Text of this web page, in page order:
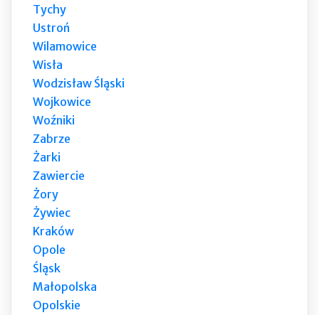
Tychy
Ustroń
Wilamowice
Wisła
Wodzisław Śląski
Wojkowice
Woźniki
Zabrze
Żarki
Zawiercie
Żory
Żywiec
Kraków
Opole
Śląsk
Małopolska
Opolskie